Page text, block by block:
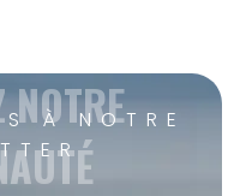
À NOTRE
NOTRE